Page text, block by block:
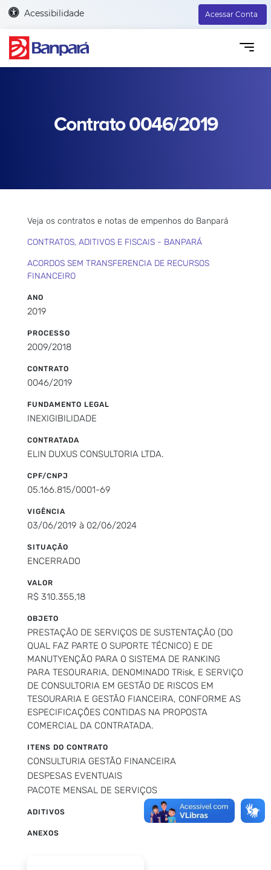
Acessibilidade Acessar Conta
Contrato 0046/2019
Veja os contratos e notas de empenhos do Banpará
CONTRATOS, ADITIVOS E FISCAIS - BANPARÁ
ACORDOS SEM TRANSFERENCIA DE RECURSOS
FINANCEIRO
ANO
2019
PROCESSO
2009/2018
CONTRATO
0046/2019
FUNDAMENTO LEGAL
INEXIGIBILIDADE
CONTRATADA
ELIN DUXUS CONSULTORIA LTDA.
CPF/CNPJ
05.166.815/0001-69
VIGÊNCIA
03/06/2019 à 02/06/2024
SITUAÇÃO
ENCERRADO
VALOR
R$ 310.355,18
OBJETO
PRESTAÇÃO DE SERVIÇOS DE SUSTENTAÇÃO (DO
QUAL FAZ PARTE O SUPORTE TÉCNICO) E DE
MANUTYENÇÃO PARA O SISTEMA DE RANKING
PARA TESOURARIA, DENOMINADO TRisk, E SERVIÇO
DE CONSULTORIA EM GESTÃO DE RISCOS EM
TESOURARIA E GESTÃO FIANCEIRA, CONFORME AS
ESPECIFICAÇÕES CONTIDAS NA PROPOSTA
COMERCIAL DA CONTRATADA.
ITENS DO CONTRATO
CONSULTURIA GESTÃO FINANCEIRA
DESPESAS EVENTUAIS
PACOTE MENSAL DE SERVIÇOS
ADITIVOS
ANEXOS